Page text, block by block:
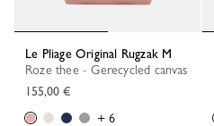
Le Pliage Original Rugzak M
Roze thee - Gerecycled canvas
155,00 €
+ 6